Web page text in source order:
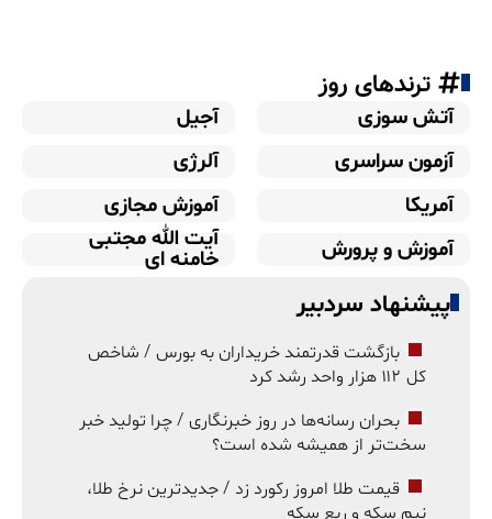
ترندهای روز
آتش سوزی
آجیل
آزمون سراسری
آلرژی
آمریکا
آموزش مجازی
آموزش و پرورش
آیت الله مجتبی
خامنه ای
پیشنهاد سردبیر
بازگشت قدرتمند خریداران به بورس / شاخص
کل ۱۱۲ هزار واحد رشد کرد
بحران رسانه‌ها در روز خبرنگاری / چرا تولید خبر
سخت‌تر از همیشه شده است؟
قیمت طلا امروز رکورد زد / جدیدترین نرخ طلا،
نیم سکه و ربع سکه